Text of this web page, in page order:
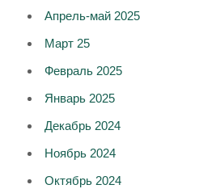
Апрель-май 2025
Март 25
Февраль 2025
Январь 2025
Декабрь 2024
Ноябрь 2024
Октябрь 2024